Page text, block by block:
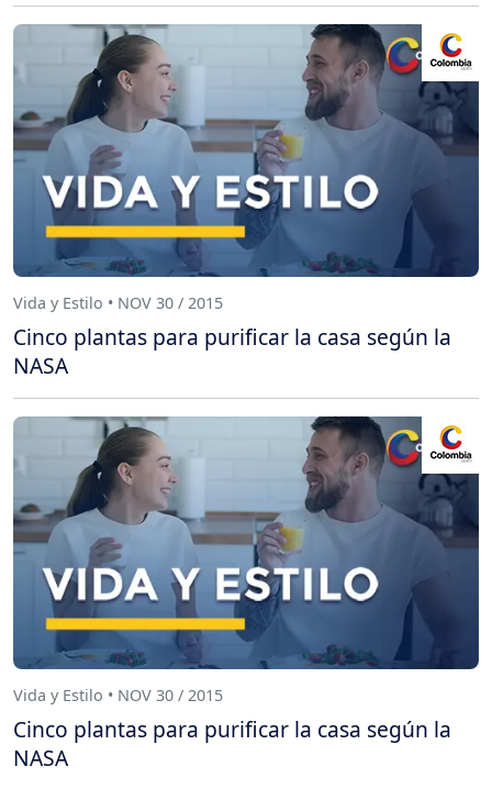
Vida y Estilo • NOV 30 / 2015
Cinco plantas para purificar la casa según la
NASA
Vida y Estilo • NOV 30 / 2015
Cinco plantas para purificar la casa según la
NASA